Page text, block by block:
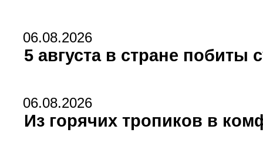
06.08.2026
5 августа в стране
06.08.2026
Из горячих тропиков в